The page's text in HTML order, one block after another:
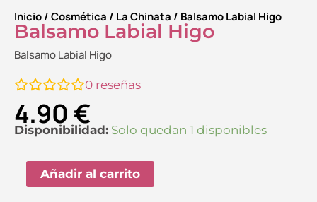
Inicio/Cosmética / La Chinata / Balsamo Labial Higo
Balsamo Labial Higo
Balsamo Labial Higo
0 reseñas
4.90 €
Disponibilidad: Solo quedan 1 disponibles
Balsamo
Higo
cantidad
Añadir al carrito